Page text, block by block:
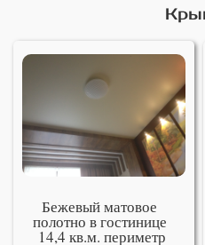
Бежевый матовое
полотно в гостинице
14,4 кв.м. периметр